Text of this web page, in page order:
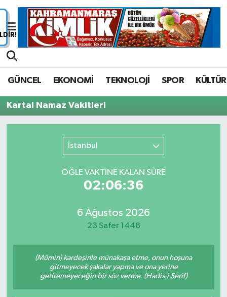
GÜNCEL EKONOMİ TEKNOLOJİ SPOR KÜLTÜR
Kartal Namaz Vakitleri
İstanbul
ÖĞLE VAKTİNE KALAN SÜRE
02:06:36
6 Ağustos 2026
23 Safer 1448
(Mümin) kardeşinle münakaşa etme, onun hoşuna
gitmeyecek şakalar yapma ve ona yerine
getiremeyeceğin bir söz verme. (Hadis-i Şerif)
Nöbetçi Eczaneler
Trafik Durumu
Süper Lig Puan Durumu ve Fikstür
Tüm Manşetler